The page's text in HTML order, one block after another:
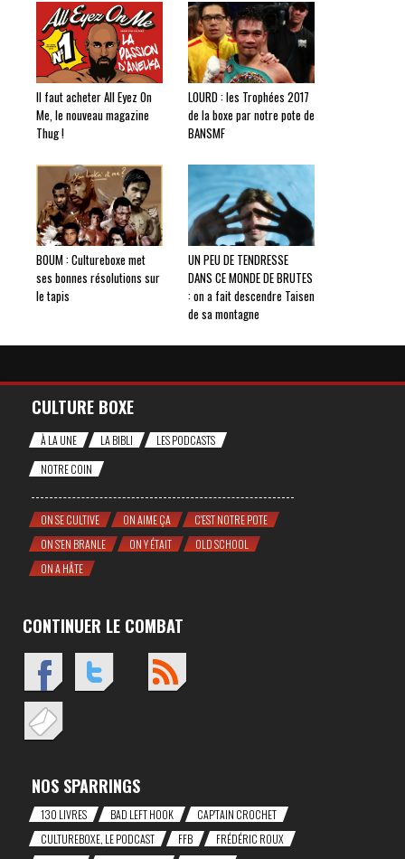
Il faut acheter All Eyez On
Me, le nouveau magazine
Thug !
LOURD : les Trophées 2017
de la boxe par notre pote de
BANSMF
BOUM : Cultureboxe met
ses bonnes résolutions sur
le tapis
UN PEU DE TENDRESSE
DANS CE MONDE DE BRUTES
: on a fait descendre Taisen
de sa montagne
CULTURE BOXE
À LA UNE LA BIBLI
LES PODCASTS
NOTRE COIN
ON SE CULTIVE ON AIME ÇA
C'EST NOTRE POTE
ON S'EN BRANLE
ON Y ÉTAIT
OLD SCHOOL
ON A HÂTE
CONTINUER LE COMBAT
NOS SPARRINGS
130 LIVRES BAD LEFT HOOK
CAP'TAIN CROCHET
CULTUREBOXE, LE PODCAST
FFB
FRÉDÉRIC ROUX